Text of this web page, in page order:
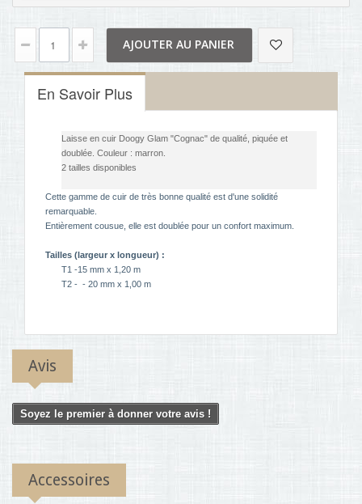
AJOUTER AU PANIER
En Savoir Plus
Laisse en cuir Doogy Glam "Cognac" de qualité, piquée et
doublée. Couleur : marron.
2 tailles disponibles
Cette gamme de cuir de très bonne qualité est d'une solidité
remarquable.
Entièrement cousue, elle est doublée pour un confort maximum.
Tailles (largeur x longueur) :
T1 -15 mm x 1,20 m
T2 - - 20 mm x 1,00 m
Avis
Soyez le premier à donner votre avis !
Accessoires